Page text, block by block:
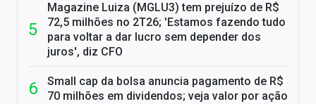
Magazine Luiza (MGLU3) tem prejuízo de R$
72,5 milhões no 2T26; 'Estamos fazendo tudo
para voltar a dar lucro sem depender dos
juros', diz CFO
Small cap da bolsa anuncia pagamento de R$
70 milhões em dividendos; veja valor por ação